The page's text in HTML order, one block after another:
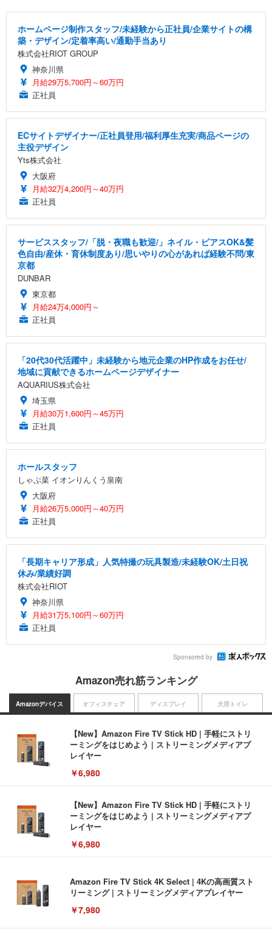
ホームページ制作スタッフ/未経験から正社員/企業サイトの構
築・デザイン/定着率高い/通勤手当あり
株式会社RIOT GROUP
神奈川県
月給29万5,700円～60万円
正社員
ECサイトデザイナー/正社員登用/福利厚生充実/商品ページの
主役デザイン
Yts株式会社
大阪府
月給32万4,200円～40万円
正社員
サービススタッフ/「脱・夜職も歓迎/」ネイル・ピアスOK&髪
色自由/産休・育休制度あり/思いやりの心があれば経験不問/東
京都
DUNBAR
東京都
月給24万4,000円～
正社員
「20代30代活躍中」未経験から地元企業のHP作成をお任せ/
地域に貢献できるホームページデザイナー
AQUARIUS株式会社
埼玉県
月給30万1,600円～45万円
正社員
ホールスタッフ
しゃぶ菜 イオンりんくう泉南
大阪府
月給26万5,000円～40万円
正社員
「長期キャリア形成」人気特撮の玩具製造/未経験OK/土日祝
休み/業績好調
株式会社RIOT
神奈川県
月給31万5,100円～60万円
正社員
Sponsored by
Amazon売れ筋ランキング
Amazonデバイス
【New】Amazon Fire TV Stick HD | 手軽にストリ
ーミングをはじめよう | ストリーミングメディアプ
レイヤー
￥6,980
【New】Amazon Fire TV Stick HD | 手軽にストリ
ーミングをはじめよう | ストリーミングメディアプ
レイヤー
￥6,980
Amazon Fire TV Stick 4K Select | 4Kの高画質スト
リーミング | ストリーミングメディアプレイヤー
￥7,980
オフィスチェア ディスプレイ 犬用トイレ